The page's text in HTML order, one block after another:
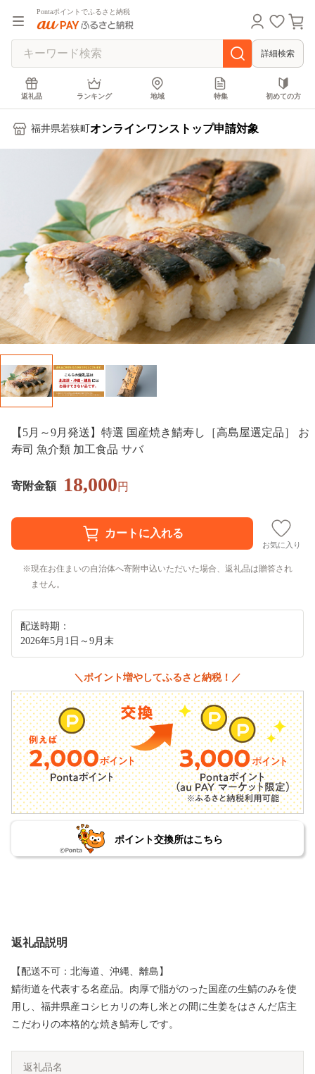
Pontaポイントでふるさと納税
詳細検索
返礼品 ランキング 地域 特集 初めての方
福井県若狭町 オンラインワンストップ申請対象
【5月～9月発送】特選 国産焼き鯖寿し［高島屋選定品］ お
寿司 魚介類 加工食品 サバ
寄附金額 18,000円
お気に入り
現在お住まいの自治体へ寄附申込いただいた場合、返礼品は贈答され
ません。
配送時期：
2026年5月1日～9月末
＼ポイント増やしてふるさと納税！／
ポイント交換所はこちら
返礼品説明
【配送不可：北海道、沖縄、離島】
鯖街道を代表する名産品。肉厚で脂がのった国産の生鯖のみを使
用し、福井県産コシヒカリの寿し米との間に生姜をはさんだ店主
こだわりの本格的な焼き鯖寿しです。
返礼品名